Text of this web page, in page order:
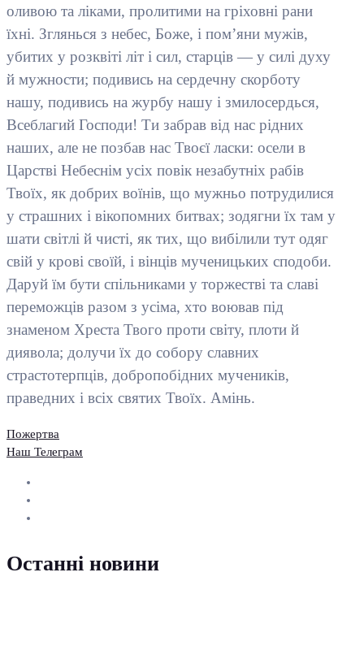
оливою та ліками, пролитими на гріховні рани
їхні. Зглянься з небес, Боже, і пом’яни мужів,
убитих у розквіті літ і сил, старців — у силі духу
й мужности; подивись на сердечну скорботу
нашу, подивись на журбу нашу і змилосердься,
Всеблагий Господи! Ти забрав від нас рідних
наших, але не позбав нас Твоєї ласки: осели в
Царстві Небеснім усіх повік незабутніх рабів
Твоїх, як добрих воїнів, що мужньо потрудилися
у страшних і вікопомних битвах; зодягни їх там у
шати світлі й чисті, як тих, що вибілили тут одяг
свій у крові своїй, і вінців мученицьких сподоби.
Даруй їм бути спільниками у торжестві та славі
переможців разом з усіма, хто воював під
знаменом Хреста Твого проти світу, плоти й
диявола; долучи їх до собору славних
страстотерпців, добропобідних мучеників,
праведних і всіх святих Твоїх. Амінь.
Пожертва
Наш Телеграм
Останні новини